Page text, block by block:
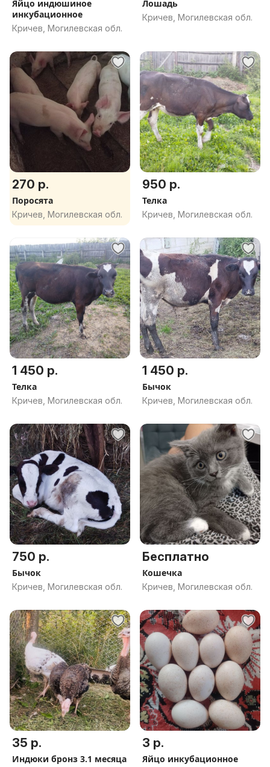
Яйцо индюшиное
инкубационное
Кричев, Могилевская обл.
Лошадь
Кричев, Могилевская обл.
270 р.
Поросята
Кричев, Могилевская обл.
950 р.
Телка
Кричев, Могилевская обл.
1 450 р.
Телка
Кричев, Могилевская обл.
1 450 р.
Бычок
Кричев, Могилевская обл.
750 р.
Бычок
Кричев, Могилевская обл.
Бесплатно
Кошечка
Кричев, Могилевская обл.
35 р.
Индюки бронз 3.1 месяца
3 р.
Яйцо инкубационное